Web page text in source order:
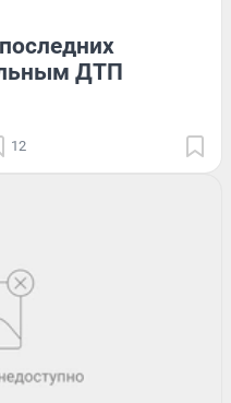
ДТП
12